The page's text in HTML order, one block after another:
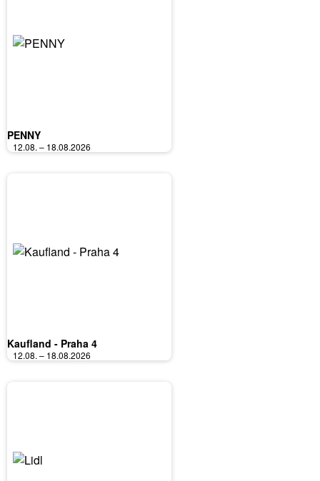
PENNY
12.08. – 18.08.2026
Kaufland - Praha 4
12.08. – 18.08.2026